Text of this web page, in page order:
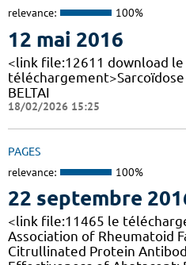
relevance: 100%
12 mai 2016
<link file:12611 download le
BELTAI
18/02/2026 15:25
PAGES
relevance: 100%
22 septembre
<link file:11465 le
Association of Rheumatoid
Citrullinated Protein